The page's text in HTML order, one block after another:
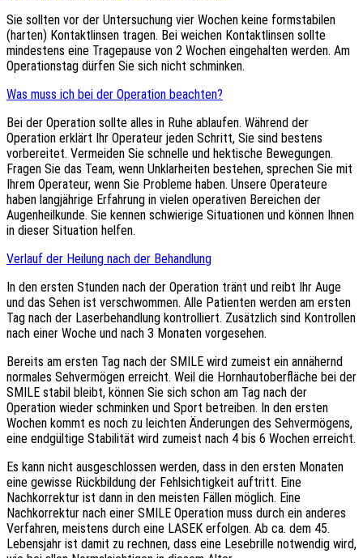
Sie sollten vor der Untersuchung vier Wochen keine formstabilen
(harten) Kontaktlinsen tragen. Bei weichen Kontaktlinsen sollte
mindestens eine Tragepause von 2 Wochen eingehalten werden. Am
Operationstag dürfen Sie sich nicht schminken.
Was muss ich bei der Operation beachten?
Bei der Operation sollte alles in Ruhe ablaufen. Während der
Operation erklärt Ihr Operateur jeden Schritt, Sie sind bestens
vorbereitet. Vermeiden Sie schnelle und hektische Bewegungen.
Fragen Sie das Team, wenn Unklarheiten bestehen, sprechen Sie mit
Ihrem Operateur, wenn Sie Probleme haben. Unsere Operateure
haben langjährige Erfahrung in vielen operativen Bereichen der
Augenheilkunde. Sie kennen schwierige Situationen und können Ihnen
in dieser Situation helfen.
Verlauf der Heilung nach der Behandlung
In den ersten Stunden nach der Operation tränt und reibt Ihr Auge
und das Sehen ist verschwommen. Alle Patienten werden am ersten
Tag nach der Laserbehandlung kontrolliert. Zusätzlich sind Kontrollen
nach einer Woche und nach 3 Monaten vorgesehen.
Bereits am ersten Tag nach der SMILE wird zumeist ein annähernd
normales Sehvermögen erreicht. Weil die Hornhautoberfläche bei der
SMILE stabil bleibt, können Sie sich schon am Tag nach der
Operation wieder schminken und Sport betreiben. In den ersten
Wochen kommt es noch zu leichten Änderungen des Sehvermögens,
eine endgültige Stabilität wird zumeist nach 4 bis 6 Wochen erreicht.
Es kann nicht ausgeschlossen werden, dass in den ersten Monaten
eine gewisse Rückbildung der Fehlsichtigkeit auftritt. Eine
Nachkorrektur ist dann in den meisten Fällen möglich. Eine
Nachkorrektur nach einer SMILE Operation muss durch ein anderes
Verfahren, meistens durch eine LASEK erfolgen. Ab ca. dem 45.
Lebensjahr ist damit zu rechnen, dass eine Lesebrille notwendig wird,